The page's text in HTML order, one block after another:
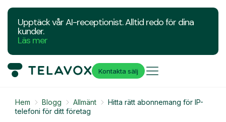
Upptäck vår AI-receptionist. Alltid redo för dina
kunder.
Läs mer
Kontakta sälj
Hem Blogg Allmänt
Hitta rätt abonnemang för IP-
telefoni för ditt företag